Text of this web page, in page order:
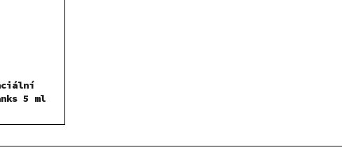
5 ml